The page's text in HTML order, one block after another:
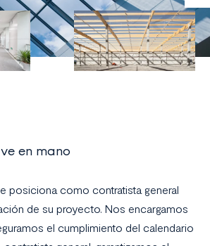
en mano
posiciona como contratista general
de su proyecto. Nos encargamos
el cumplimiento del calendario